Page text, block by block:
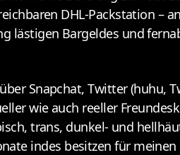
DHL-Packstation –
lästigen Bargeldes und
Snapchat, Twitter (huhu,
wie auch reeller
trans, dunkel- und
indes besitzen für